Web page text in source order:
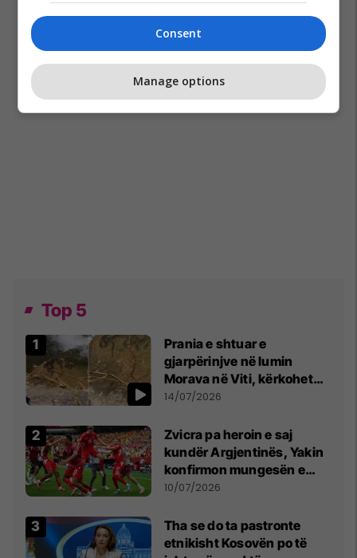
Top 5
Prania e shtuar e
gjarpërinjve në lumin
Morava në Viti, kërkohet
kujdes nga qytetarët
14/07/2026
Zvicra pa heroin e saj
kundër Argjentinës, Yakin
konfirmon mungesën e
madhe
10/07/2026
Tha se do ta pastronte
etnikisht Kosovën po të
Consent
Manage options